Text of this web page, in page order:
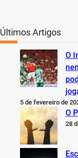
Últimos Artigos
O
5 de fevereiro de
O
28